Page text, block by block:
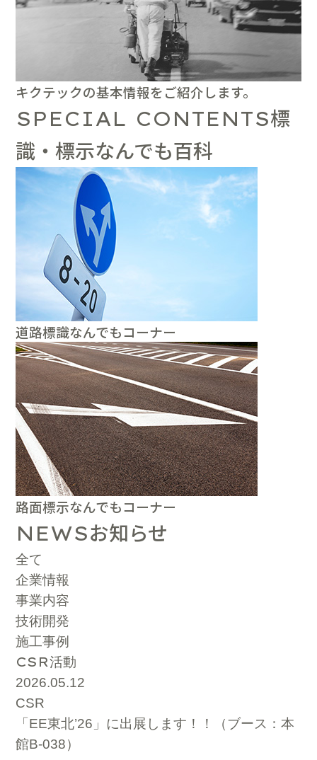
キクテックの基本情報をご紹介します。
SPECIAL CONTENTS標
識・標示なんでも百科
道路標識なんでもコーナー
路面標示なんでもコーナー
NEWSお知らせ
全て
企業情報
事業内容
技術開発
施工事例
CSR活動
2026.05.12
CSR
「EE東北’26」に出展します！！（ブース：本
館B-038）